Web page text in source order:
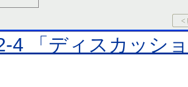
4 「ディスカッシ